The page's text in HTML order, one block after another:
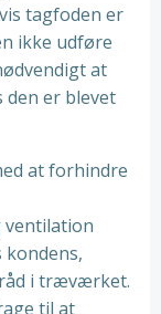
tagfoden er
ikke udføre
at
den er blevet
at forhindre
ventilation
i træværket.
til at